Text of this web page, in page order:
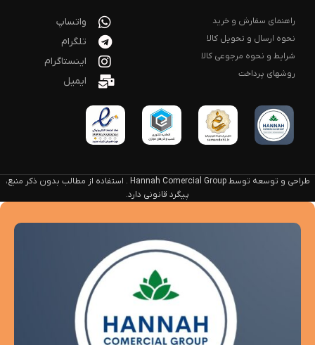
راهنمای سفارش و خرید
نحوه ارسال و تحویل کالا
شرایط و نحوه مرجوعی کالا
روشهای پرداخت
واتساپ
تلگرام
اینستاگرام
ایمیل
طراحی و توسعه توسط Hannah Comercial Group . استفاده از مطالب بدون ذکر منبع،
پیگرد قانونی دارد.